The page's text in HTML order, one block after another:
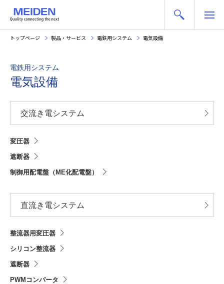
トップページ 製品・サービス 電鉄用システム 電気設備
電鉄用システム
電気設備
交流き電システム
変圧器
遮断器
制御用配電盤（ME化配電盤）
直流き電システム
整流器用変圧器
シリコン整流器
遮断器
PWMコンバータ